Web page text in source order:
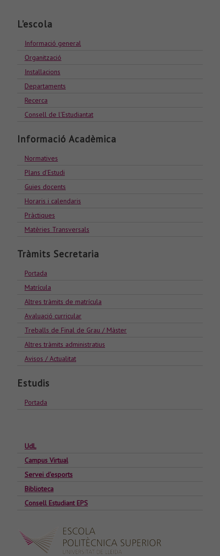
L'escola
Informació general
Organització
Installacions
Departaments
Recerca
Consell de l'Estudiantat
Informació Acadèmica
Normatives
Plans d'Estudi
Guies docents
Horaris i calendaris
Pràctiques
Matèries Transversals
Tràmits Secretaria
Portada
Matrícula
Altres tràmits de matrícula
Avaluació curricular
Treballs de Final de Grau / Màster
Altres tràmits administratius
Avisos / Actualitat
Estudis
Portada
UdL
Campus Virtual
Servei d'esports
Biblioteca
Consell Estudiant EPS